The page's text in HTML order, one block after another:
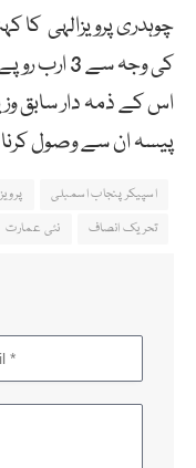
چوہدری پرویزالہی کا
کی وجہ سے
اس کے ذمہ دار سابق
پیسہ ان سے وصول
اسپیکر پنجاب اسمبلی
تحریک انصاف
نئی عمارت